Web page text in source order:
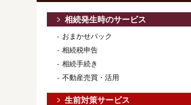
相続発生時のサービス
おまかせパック
相続税申告
相続手続き
不動産売買・活用
生前対策サービス